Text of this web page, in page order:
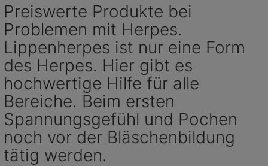
Preiswerte Produkte bei
Problemen mit Herpes.
Lippenherpes ist nur eine Form
des Herpes. Hier gibt es
hochwertige Hilfe für alle
Bereiche. Beim ersten
Spannungsgefühl und Pochen
noch vor der Bläschenbildung
tätig werden.